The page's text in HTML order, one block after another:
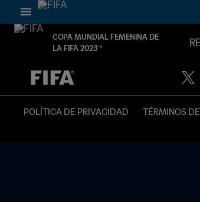
COPA MUNDIAL FEMENINA DE
LA FIFA 2023™
{equipoLocal} -
POLÍTICA DE PRIVACIDAD TÉRMINOS